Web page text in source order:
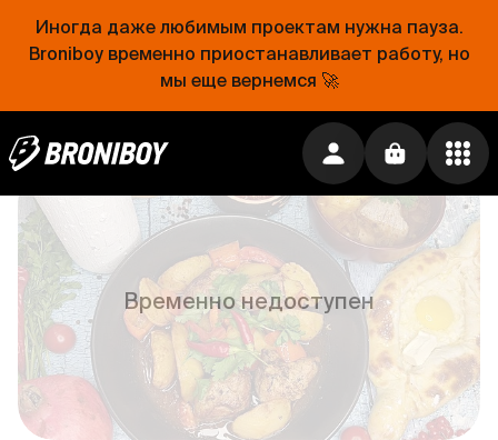
Иногда даже любимым проектам нужна пауза.
Broniboy временно приостанавливает работу, но
мы еще вернемся 🚀
Восточная кухня • ₽₽
129 ₽·Бесплатно от
Временно недоступен